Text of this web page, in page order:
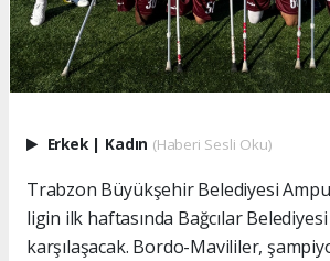
Erkek Kadın (Haberi Sesli Oku)
Trabzon Büyükşehir Belediyesi
ligin ilk haftasında Bağcılar
karşılaşacak. Bordo-Mavililer,